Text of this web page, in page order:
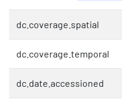
dc.coverage.spatial
dc.coverage.temporal
dc.date.accessioned